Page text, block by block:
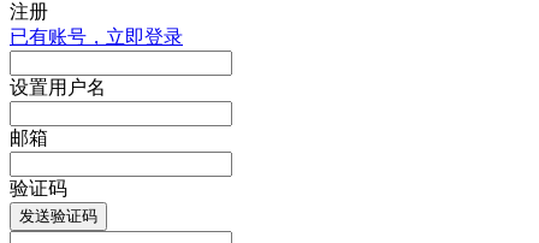
注册
已有账号，立即登录
设置用户名
邮箱
验证码
发送验证码